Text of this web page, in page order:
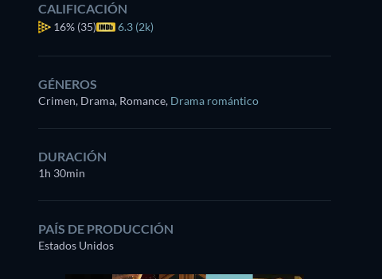
CALIFICACIÓN
16% (35) 6.3 (2k)
GÉNEROS
Crimen, Drama, Romance, Drama romántico
DURACIÓN
1h 30min
PAÍS DE PRODUCCIÓN
Estados Unidos